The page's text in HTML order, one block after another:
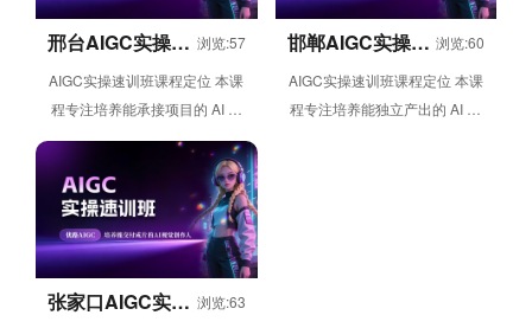
邢台AIGC实操速 浏览:57
AIGC实操速训班课程定位 本课
程专注培养能承接项目的 AI 三
维建模人才，依托 6 周线上灵
活学习模式，帮助学员从 ...
邯郸AIGC实操速 浏览:60
AIGC实操速训班课程定位 本课
程专注培养能独立产出的 AI 短
张家口AIGC实操 浏览:63